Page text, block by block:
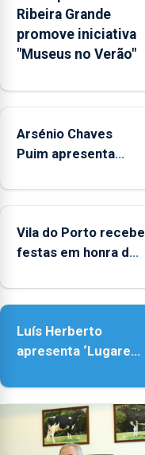
emocionais
e
sociais
das
Ribeira Grande
promove iniciativa
"Museus no Verão"
Arsénio Chaves
Puim apresenta
de Vila do Porto
Vila do Porto recebe
festas em honra de
Assunção
Luís Herberto
apresenta ‘Lugares